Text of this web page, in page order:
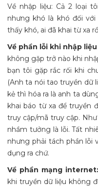
Về nhập liệu: Cả 2 loại
nhưng khó là khó đối
thấy khó, ai đã khai từ xa
Về phần lỗi khi nhập
không gặp trở nào khi
bạn tôi gặp rắc rối khi
(Anh ta nói tao truyền dữ
kẻ thì hóa ra là anh ta
khai báo từ xa để truyền
truy cập/mã truy cập.
nhầm tưởng là lỗi. Tất
nhưng phải tách phần lỗi
dụng ra chứ.
Về phần mạng internet:
khi truyền dữ liệu không